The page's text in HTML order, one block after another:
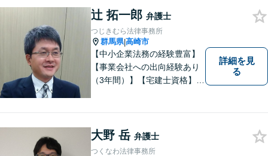
辻 拓一郎 弁護士
つじきむら法律事務所
群馬県|高崎市
【中小企業法務の経験豊富】
【事業会社への出向経験あり
（3年間）】【宅建士資格】信
詳細を見
る
大野 岳 弁護士
つくなわ法律事務所